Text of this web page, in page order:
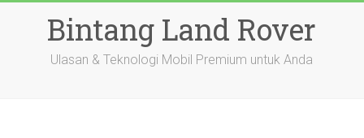
Bintang Land Rover
Ulasan & Teknologi Mobil Premium untuk Anda